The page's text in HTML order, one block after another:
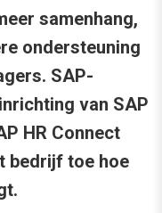
samenhang,
ondersteuning
SAP-
van SAP
HR Connect
bedrijf toe hoe